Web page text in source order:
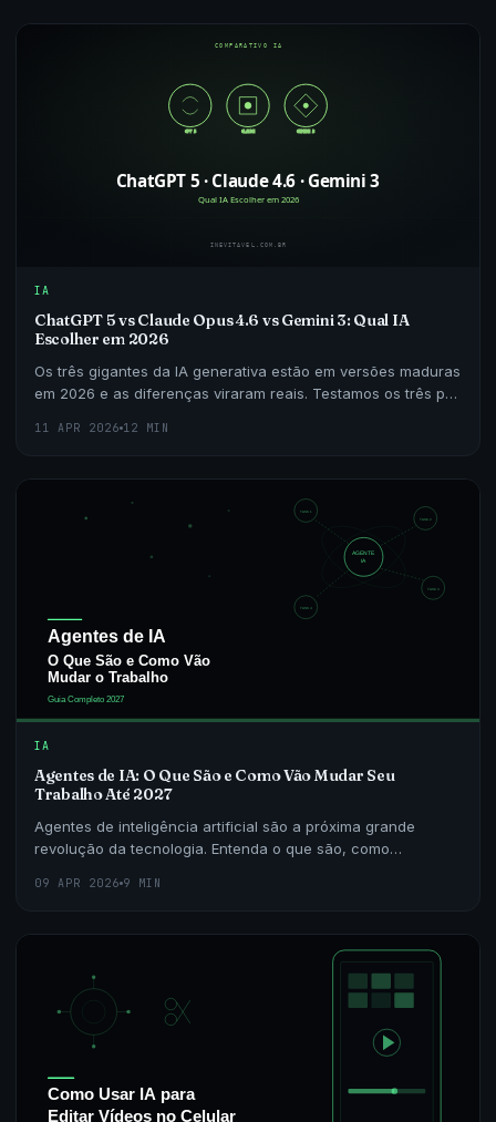
IA
ChatGPT 5 vs Claude Opus 4.6 vs Gemini 3: Qual IA
Escolher em 2026
Os três gigantes da IA generativa estão em versões maduras
em 2026 e as diferenças viraram reais. Testamos os três por
11 APR 2026 12 MIN
IA
Agentes de IA: O Que São e Como Vão Mudar Seu
Trabalho Até 2027
Agentes de inteligência artificial são a próxima grande
revolução da tecnologia. Entenda o que são, como
09 APR 2026 9 MIN